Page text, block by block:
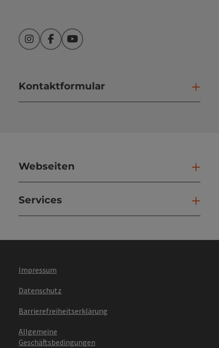
InstagramFacebookYouTube
Kontaktformular
Webseiten
Services
Impressum
Datenschutz
Barrierefreiheitserklärung
Allgemeine
Geschäftsbedingungen